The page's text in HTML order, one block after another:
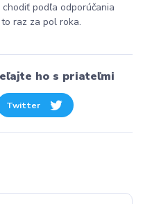
podľa odporúčania
raz za pol roka.
ho s priateľmi
Twitter